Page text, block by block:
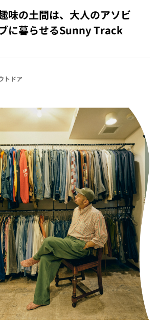
味の土間は、大人のアソビ
に暮らせるSunny Track
トドア